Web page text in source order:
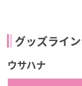
グッズライ
ウサハナ